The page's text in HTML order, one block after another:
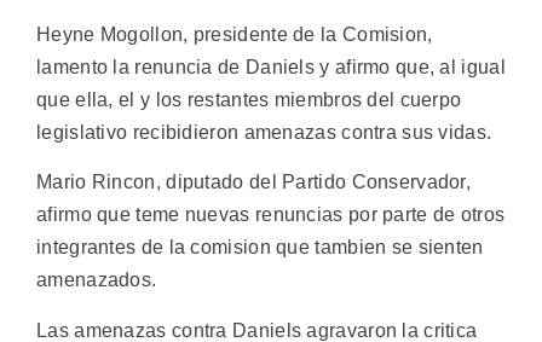
Heyne Mogollon, presidente de la Comision,
lamento la renuncia de Daniels y afirmo que, al igual
que ella, el y los restantes miembros del cuerpo
legislativo recibidieron amenazas contra sus vidas.
Mario Rincon, diputado del Partido Conservador,
afirmo que teme nuevas renuncias por parte de otros
integrantes de la comision que tambien se sienten
amenazados.
Las amenazas contra Daniels agravaron la critica